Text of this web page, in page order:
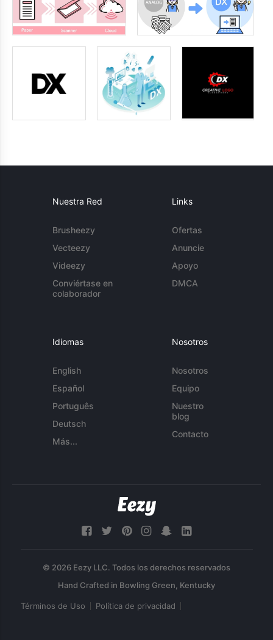
Nuestra Red
Brusheezy
Vecteezy
Videezy
Conviértase en
colaborador
Links
Ofertas
Anuncie
Apoyo
DMCA
Idiomas
English
Español
Português
Deutsch
Más...
Nosotros
Nosotros
Equipo
Nuestro
blog
Contacto
© 2026 Eezy LLC. Todos los derechos reservados
Términos de Uso Política de privacidad